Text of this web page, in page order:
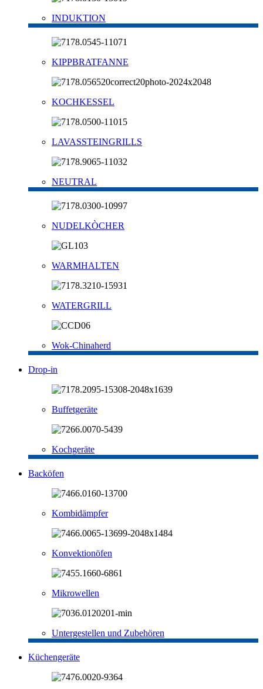
INDUKTION
KIPPBRATFANNE
KOCHKESSEL
LAVASSTEINGRILLS
NEUTRAL
NUDELKÒCHER
WARMHALTEN
WATERGRILL
Wok-Chinaherd
Drop-in
Buffetgeräte
Kochgeräte
Backöfen
Kombidämpfer
Konvektionöfen
Mikrowellen
Untergestellen und Zubehören
Küchengeräte